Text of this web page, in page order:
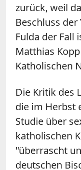
zurück, weil
Beschluss
Fulda der Fall
Matthias
Katholischen
Die Kritik des
die im Herbst
Studie über
katholischen
"überrascht
deutschen